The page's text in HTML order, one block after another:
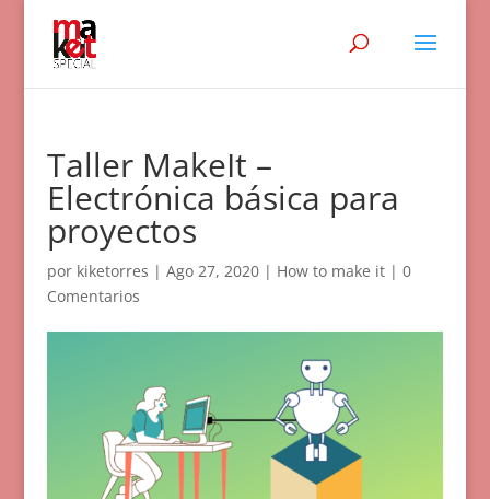
Taller MakeIt –
Electrónica básica para
proyectos
por kiketorres | Ago 27, 2020| How to make it| 0
Comentarios